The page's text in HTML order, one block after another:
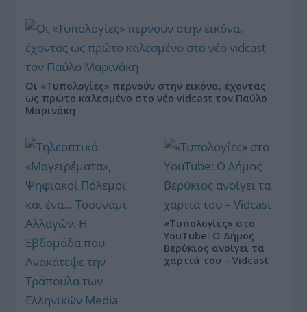
Οι «Τυπολογίες» περνούν στην εικόνα, έχοντας
ως πρώτο καλεσμένο στο νέο vidcast τον Παύλο
Μαρινάκη
«Τυπολογίες» στο
YouTube: Ο Δήμος
Βερύκιος ανοίγει τα
χαρτιά του – Vidcast